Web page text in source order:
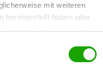
mit weiteren
bereitgestellt haben oder